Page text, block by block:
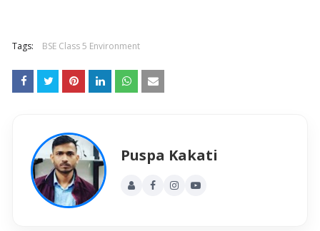
Tags: BSE Class 5 Environment
Puspa Kakati